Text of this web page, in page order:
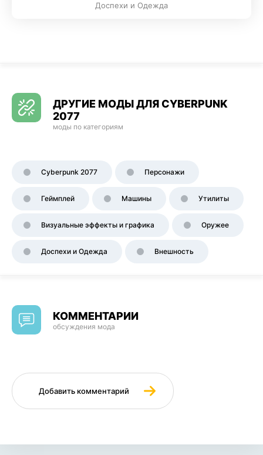
Доспехи и Одежда
ДРУГИЕ МОДЫ ДЛЯ CYBERPUNK
2077
моды по категориям
Cyberpunk 2077 Персонажи
Геймплей Машины Утилиты
Визуальные эффекты и графика Оружее
Доспехи и Одежда Внешность
КОММЕНТАРИИ
обсуждения мода
Добавить комментарий